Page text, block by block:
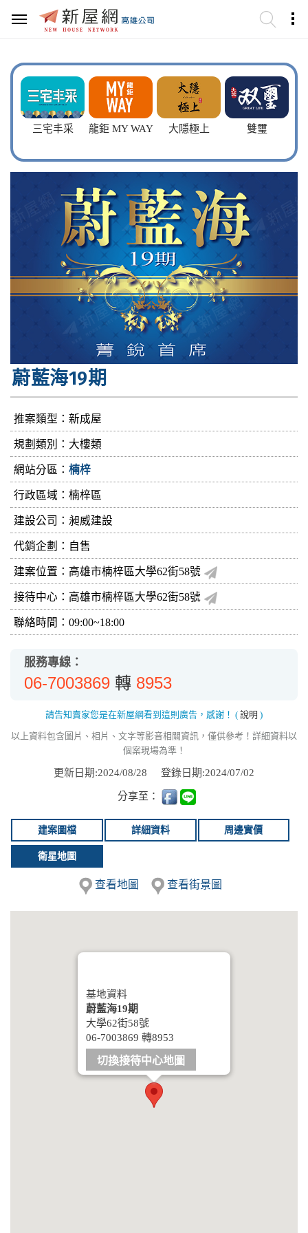
三宅丰采 龍鉅 MY WAY 大隱極上 雙璽
蔚藍海19期
推案類型：新成屋
規劃類別：大樓類
網站分區： 楠梓
行政區域：楠梓區
建設公司： 昶威建設
代銷企劃：自售
建案位置：高雄市楠梓區大學62街58號
接待中心：高雄市楠梓區大學62街58號
聯絡時間：09:00~18:00
服務專線：
06-7003869 轉 8953
請告知賣家您是在新屋網看到這則廣告，感謝！ ( 說明 )
以上資料包含圖片、相片、文字等影音相關資訊，僅供參考！詳細資料以
個案現場為準！
更新日期:2024/08/28 登錄日期:2024/07/02
分享至：
建案圖檔 詳細資料 周邊實價
衛星地圖
查看地圖 查看街景圖
基地資料
蔚藍海19期
大學62街58號
06-7003869 轉8953
切換接待中心地圖